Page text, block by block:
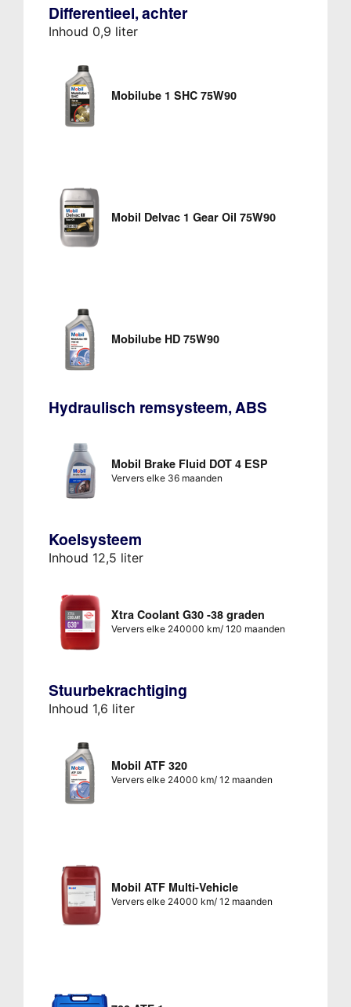
Differentieel, achter
Inhoud 0,9 liter
Mobilube 1 SHC 75W90
Mobil Delvac 1 Gear Oil 75W90
Mobilube HD 75W90
Hydraulisch remsysteem, ABS
Mobil Brake Fluid DOT 4 ESP
Ververs elke 36 maanden
Koelsysteem
Inhoud 12,5 liter
Xtra Coolant G30 -38 graden
Ververs elke 240000 km/ 120 maanden
Stuurbekrachtiging
Inhoud 1,6 liter
Mobil ATF 320
Ververs elke 24000 km/ 12 maanden
Mobil ATF Multi-Vehicle
Ververs elke 24000 km/ 12 maanden